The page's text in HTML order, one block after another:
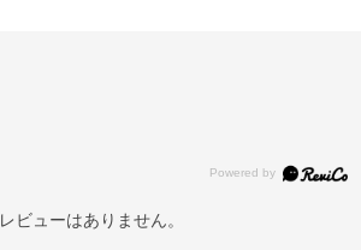
レビューはありません。